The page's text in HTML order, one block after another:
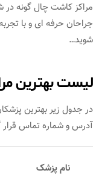
مراکز کاشت چال گونه در
جراحان حرفه ای و با
شوید…
لیست بهترین
در جدول زیر بهترین
آدرس و شماره تماس
نام پزشک